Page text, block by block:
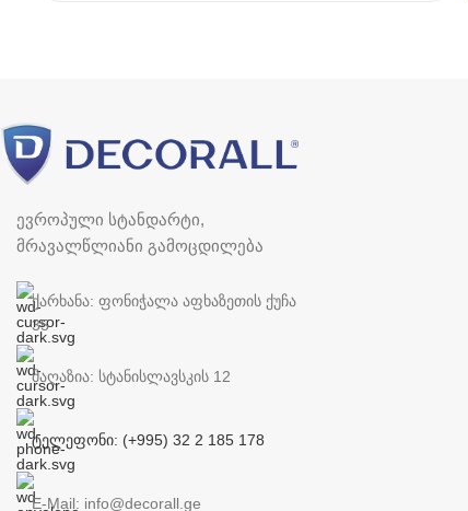
ევროპული სტანდარტი,
მრავალწლიანი გამოცდილება
ქარხანა: ფონიჭალა აფხაზეთის ქუჩა
35
მაღაზია: სტანისლავსკის 12
ტელეფონი: (+995) 32 2 185 178
E-Mail: info@decorall.ge